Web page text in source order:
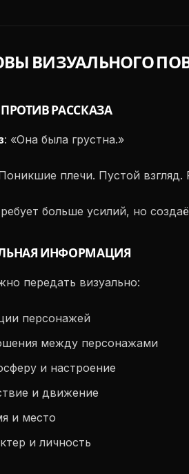
ВИЗУАЛЬНОГО
РАССКАЗА
: «Она была грустна.»
плечи. Пустой
больше усилий, но
ИНФОРМАЦИЯ
передать визуально:
персонажей
между персонажами
и настроение
и движение
и место
и личность